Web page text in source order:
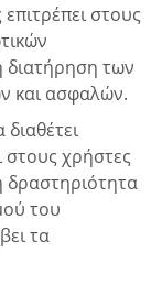
στους
των
και ασφαλών.
στους χρήστες
του
τα